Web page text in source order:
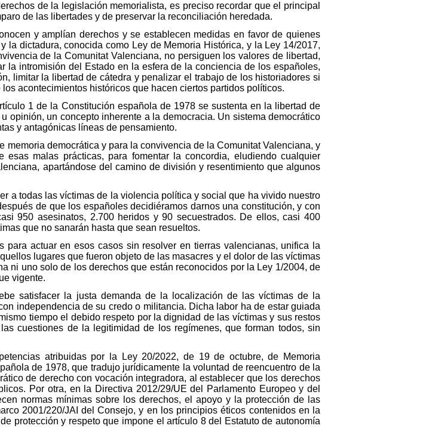
de la legislación memorialista, es preciso recordar que el principal
de las libertades y de preservar la reconciliación heredada.
y amplían derechos y se establecen medidas en favor de quienes
dictadura, conocida como Ley de Memoria Histórica, y la Ley 14/2017,
de la Comunitat Valenciana, no persiguen los valores de libertad,
la intromisión del Estado en la esfera de la conciencia de los españoles,
limitar la libertad de cátedra y penalizar el trabajo de los historiadores si
acontecimientos históricos que hacen ciertos partidos políticos.
1 de la Constitución española de 1978 se sustenta en la libertad de
opinión, un concepto inherente a la democracia. Un sistema democrático
y antagónicas líneas de pensamiento.
memoria democrática y para la convivencia de la Comunitat Valenciana, y
malas prácticas, para fomentar la concordia, eludiendo cualquier
apartándose del camino de división y resentimiento que algunos
a todas las víctimas de la violencia política y social que ha vivido nuestro
de que los españoles decidiéramos darnos una constitución, y con
950 asesinatos, 2.700 heridos y 90 secuestrados. De ellos, casi 400
que no sanarán hasta que sean resueltos.
para actuar en esos casos sin resolver en tierras valencianas, unifica la
lugares que fueron objeto de las masacres y el dolor de las víctimas
ni uno solo de los derechos que están reconocidos por la Ley 1/2004, de
vigente.
satisfacer la justa demanda de la localización de las víctimas de la
independencia de su credo o militancia. Dicha labor ha de estar guiada
tiempo el debido respeto por la dignidad de las víctimas y sus restos
cuestiones de la legitimidad de los regímenes, que forman todos, sin
atribuidas por la Ley 20/2022, de 19 de octubre, de Memoria
de 1978, que tradujo jurídicamente la voluntad de reencuentro de la
de derecho con vocación integradora, al establecer que los derechos
Por otra, en la Directiva 2012/29/UE del Parlamento Europeo y del
normas mínimas sobre los derechos, el apoyo y la protección de las
2001/220/JAI del Consejo, y en los principios éticos contenidos en la
protección y respeto que impone el artículo 8 del Estatuto de autonomía